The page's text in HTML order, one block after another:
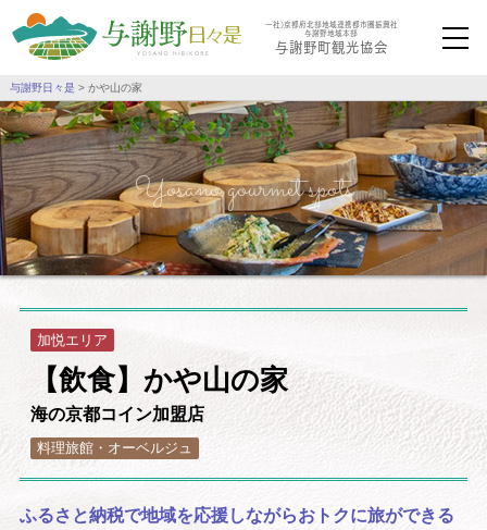
一社）京都府北部地域連携都市圏振興社
与謝野地域本部
与謝野町観光協会
与謝野日々是 > かや山の家
Yosano gourmet spots
加悦エリア
【飲食】かや山の家
海の京都コイン加盟店
料理旅館・オーベルジュ
ふるさと納税で地域を応援しながらおトクに旅ができる